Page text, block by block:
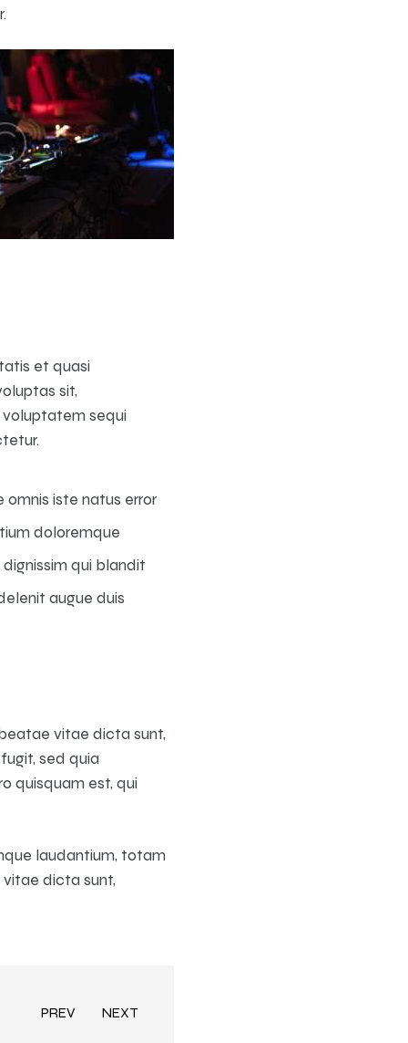
et quasi
sit,
voluptatem sequi
omnis iste natus error
doloremque
qui blandit
augue duis
vitae dicta sunt,
sed quia
quisquam est, qui
laudantium, totam
dicta sunt,
PREV NEXT